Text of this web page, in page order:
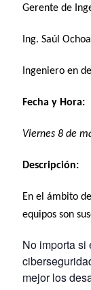
Gerente de
Ing. Saúl Ochoa
Ingeniero en
Fecha y Hora:
Viernes 8 de
Descripción:
En el ámbito
equipos son
No importa si
mejor los